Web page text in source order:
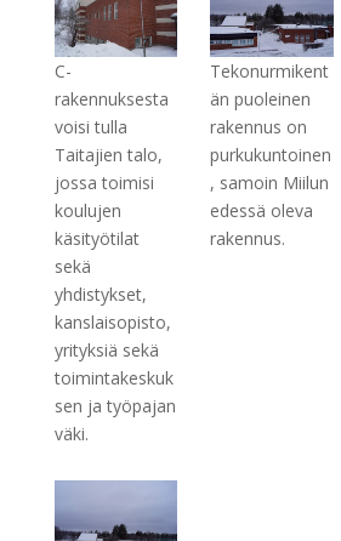
C-
rakennuksesta
voisi tulla
Taitajien talo,
jossa toimisi
koulujen
käsityötilat
sekä
yhdistykset,
kanslaisopisto,
yrityksiä sekä
toimintakeskuk
sen ja työpajan
väki.
Tekonurmikent
än puoleinen
rakennus on
purkukuntoinen
, samoin Miilun
edessä oleva
rakennus.